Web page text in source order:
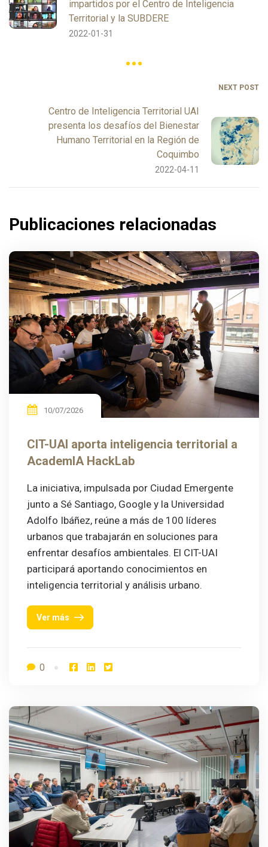
impartidos por el Centro de Inteligencia
Territorial y la SUBDERE
2022-01-31
NEXT POST
Centro de Inteligencia Territorial UAI
presenta los desafíos del Bienestar
Humano Territorial en la Región de
Coquimbo
2022-04-11
Publicaciones relacionadas
10/07/2026
CIT-UAI aporta inteligencia territorial a
AcademIA HackLab
La iniciativa, impulsada por Ciudad Emergente
junto a Sé Santiago, Google y la Universidad
Adolfo Ibáñez, reúne a más de 100 líderes
urbanos que trabajarán en soluciones para
enfrentar desafíos ambientales. El CIT-UAI
participará aportando conocimientos en
inteligencia territorial y análisis urbano.
Ver más
0